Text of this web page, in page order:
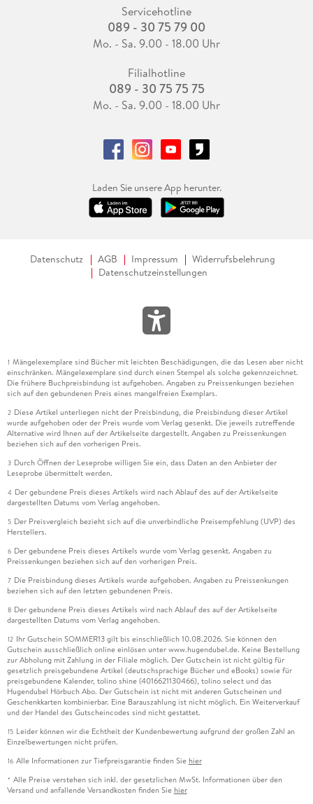
Servicehotline
089 - 30 75 79 00
Mo. - Sa. 9.00 - 18.00 Uhr
Filialhotline
089 - 30 75 75 75
Mo. - Sa. 9.00 - 18.00 Uhr
Laden Sie unsere App herunter.
Datenschutz AGB Impressum
Widerrufsbelehrung
Datenschutzeinstellungen
1 Mängelexemplare sind Bücher mit leichten Beschädigungen, die das Lesen aber nicht
einschränken. Mängelexemplare sind durch einen Stempel als solche gekennzeichnet.
Die frühere Buchpreisbindung ist aufgehoben. Angaben zu Preissenkungen beziehen
sich auf den gebundenen Preis eines mangelfreien Exemplars.
2 Diese Artikel unterliegen nicht der Preisbindung, die Preisbindung dieser Artikel
wurde aufgehoben oder der Preis wurde vom Verlag gesenkt. Die jeweils zutreffende
Alternative wird Ihnen auf der Artikelseite dargestellt. Angaben zu Preissenkungen
beziehen sich auf den vorherigen Preis.
3 Durch Öffnen der Leseprobe willigen Sie ein, dass Daten an den Anbieter der
Leseprobe übermittelt werden.
4 Der gebundene Preis dieses Artikels wird nach Ablauf des auf der Artikelseite
dargestellten Datums vom Verlag angehoben.
5 Der Preisvergleich bezieht sich auf die unverbindliche Preisempfehlung (UVP) des
Herstellers.
6 Der gebundene Preis dieses Artikels wurde vom Verlag gesenkt. Angaben zu
Preissenkungen beziehen sich auf den vorherigen Preis.
7 Die Preisbindung dieses Artikels wurde aufgehoben. Angaben zu Preissenkungen
beziehen sich auf den letzten gebundenen Preis.
8 Der gebundene Preis dieses Artikels wird nach Ablauf des auf der Artikelseite
dargestellten Datums vom Verlag angehoben.
12 Ihr Gutschein SOMMER13 gilt bis einschließlich 10.08.2026. Sie können den
Gutschein ausschließlich online einlösen unter www.hugendubel.de. Keine Bestellung
zur Abholung mit Zahlung in der Filiale möglich. Der Gutschein ist nicht gültig für
gesetzlich preisgebundene Artikel (deutschsprachige Bücher und eBooks) sowie für
preisgebundene Kalender, tolino shine (4016621130466), tolino select und das
Hugendubel Hörbuch Abo. Der Gutschein ist nicht mit anderen Gutscheinen und
Geschenkkarten kombinierbar. Eine Barauszahlung ist nicht möglich. Ein Weiterverkauf
und der Handel des Gutscheincodes sind nicht gestattet.
15 Leider können wir die Echtheit der Kundenbewertung aufgrund der großen Zahl an
Einzelbewertungen nicht prüfen.
16 Alle Informationen zur Tiefpreisgarantie finden Sie hier
* Alle Preise verstehen sich inkl. der gesetzlichen MwSt. Informationen über den
Versand und anfallende Versandkosten finden Sie hier